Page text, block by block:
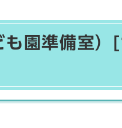
も園準備室